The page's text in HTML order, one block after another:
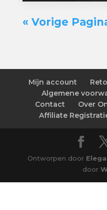
« Vorige
Mijn account
Algemene
Contact
Over
Affiliate
Ontworpen door
door